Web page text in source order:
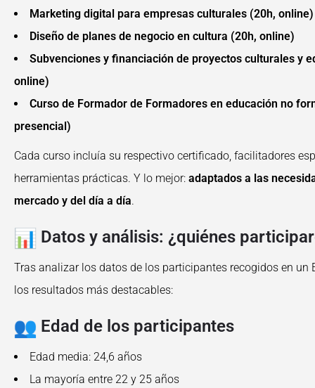
Marketing digital para empresas culturales (20h, online)
Diseño de planes de negocio en cultura (20h, online)
Subvenciones y financiación de proyectos culturales y
online)
Curso de Formador de Formadores en educación no
presencial)
Cada curso incluía su respectivo certificado, facilitadores
herramientas prácticas. Y lo mejor: adaptados a las
mercado y del día a día.
Datos y análisis: ¿quiénes
Tras analizar los datos de los participantes recogidos en un
los resultados más destacables:
Edad de los participantes
Edad media: 24,6 años
La mayoría entre 22 y 25 años